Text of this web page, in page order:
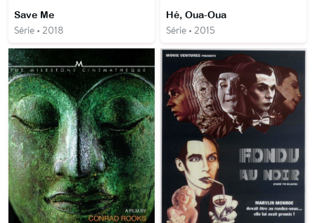
Save Me
Série • 2018
Hé, Oua-Oua
Série • 2015